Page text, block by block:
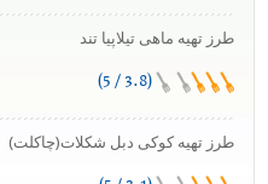
طرز تهیه ماهی تیلاپیا تند
(3.8 / 5)
طرز تهیه کوکی دبل شکلات(چاکلت)